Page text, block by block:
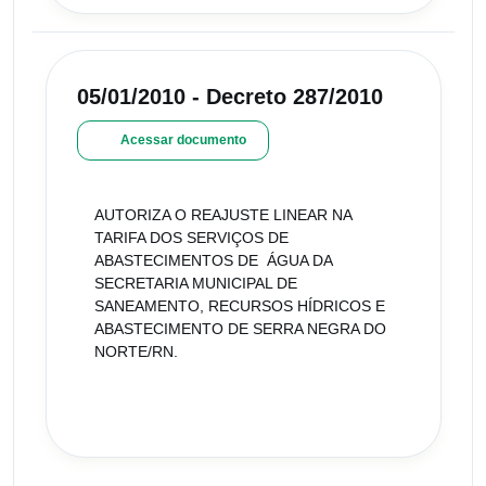
05/01/2010 - Decreto 287/2010
Acessar documento
AUTORIZA O REAJUSTE LINEAR NA
TARIFA DOS SERVIÇOS DE
ABASTECIMENTOS DE ÁGUA DA
SECRETARIA MUNICIPAL DE
SANEAMENTO, RECURSOS HÍDRICOS E
ABASTECIMENTO DE SERRA NEGRA DO
NORTE/RN.